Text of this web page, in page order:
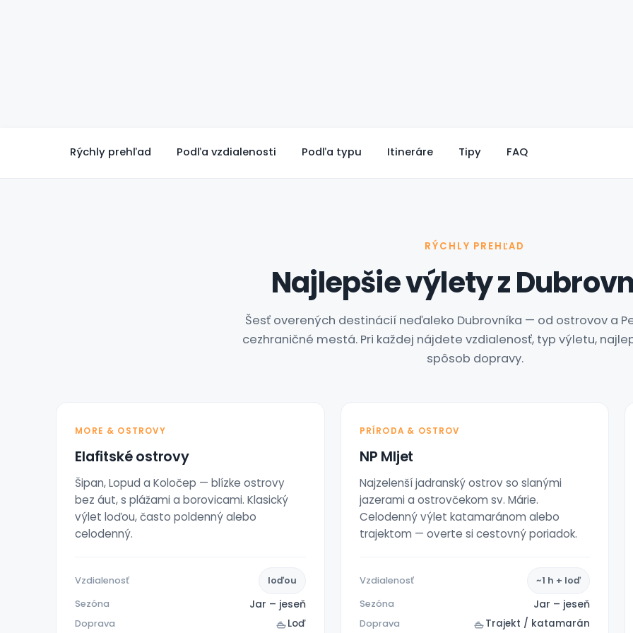
Rýchly prehľad Podľa vzdialenosti Podľa typu Itineráre Tipy FAQ
RÝCHLY PREHĽAD
Najlepšie výlety z
Šesť overených destinácií neďaleko Dubrovníka — od ostrovov a
cezhraničné mestá. Pri každej nájdete vzdialenosť, typ výletu,
spôsob dopravy.
MORE & OSTROVY
Elafitské ostrovy
Šipan, Lopud a Koločep — blízke ostrovy
bez áut, s plážami a borovicami. Klasický
výlet loďou, často poldenný alebo
celodenný.
Vzdialenosť
loďou
Sezóna
Jar – jeseň
Doprava Loď
PRÍRODA & OSTROV
NP Mljet
Najzelenší jadranský ostrov so slanými
jazerami a ostrovčekom sv. Márie.
Celodenný výlet katamaránom alebo
trajektom — overte si cestovný poriadok.
Vzdialenosť
~1 h + loď
Sezóna
Jar – jeseň
Doprava Trajekt / katamarán